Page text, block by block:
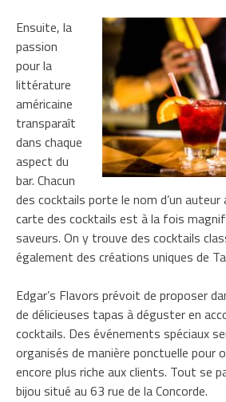
Ensuite, la
passion
pour la
littérature
américaine
transparaît
dans chaque
aspect du
bar. Chacun
des cocktails porte le nom d’un auteur
carte des cocktails est à la fois
saveurs. On y trouve des cocktails
également des créations uniques de
Edgar’s Flavors prévoit de proposer
de délicieuses tapas à déguster en
cocktails. Des événements spéciaux
organisés de manière ponctuelle pour
encore plus riche aux clients. Tout se
bijou situé au 63 rue de la Concorde.